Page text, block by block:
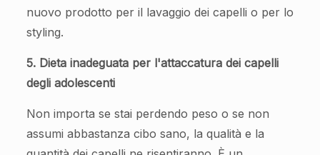
nuovo prodotto per il lavaggio dei capelli o per lo
styling.
5. Dieta inadeguata per l'attaccatura dei capelli
degli adolescenti
Non importa se stai perdendo peso o se non
assumi abbastanza cibo sano, la qualità e la